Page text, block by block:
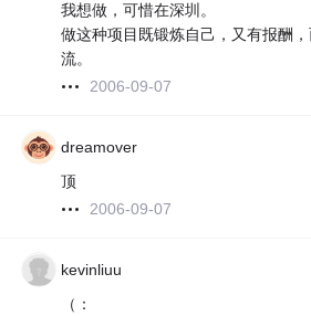
我想做，可惜在深圳。
做这种项目既锻炼自己，又有报酬
流。
2006-09-07
dreamover
顶
2006-09-07
kevinliuu
（：